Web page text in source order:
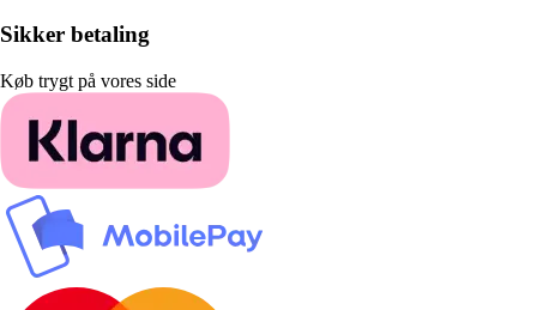
Sikker betaling
Køb trygt på vores side